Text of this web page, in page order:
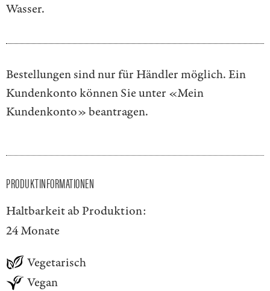
Wasser.
Bestellungen sind nur für Händler möglich. Ein
Kundenkonto können Sie unter «Mein
Kundenkonto»beantragen.
PRODUKTINFORMATIONEN
Haltbarkeit ab Produktion:
24 Monate
Vegetarisch
Vegan